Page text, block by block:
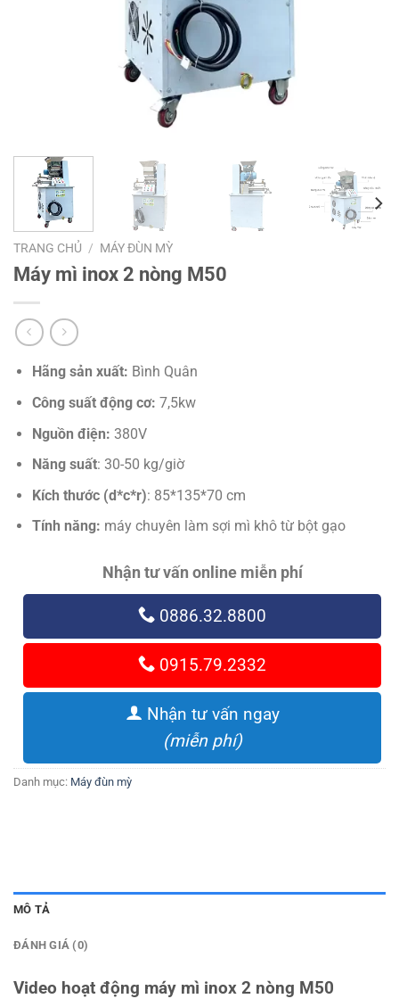
TRANG CHỦ / MÁY ĐÙN MỲ
Máy mì inox 2 nòng M50
Hãng sản xuất: Bình Quân
Công suất động cơ: 7,5kw
Nguồn điện: 380V
Năng suất: 30-50 kg/giờ
Kích thước (d*c*r): 85*135*70 cm
Tính năng: máy chuyên làm sợi mì khô từ bột gạo
Nhận tư vấn online miễn phí
0886.32.8800
0915.79.2332
Nhận tư vấn ngay
(miễn phí)
Danh mục: Máy đùn mỳ
MÔ TẢ
ĐÁNH GIÁ (0)
Video hoạt động máy mì inox 2 nòng M50